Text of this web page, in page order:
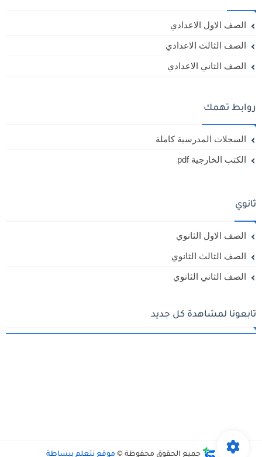
الصف الاول الاعدادي
الصف الثالث الاعدادي
الصف الثاني الاعدادي
روابط تهمك
السجلات المدرسية كاملة
الكتب الخارجية pdf
ثانوي
الصف الاول الثانوي
الصف الثالث الثانوي
الصف الثاني الثانوي
تابعونا لمشاهدة كل جديد
جميع الحقوق محفوظة © موقع نتعلم ببساطة